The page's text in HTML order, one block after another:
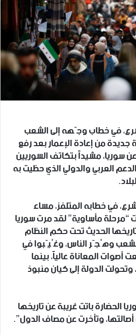
في خطاب وجّهه إلى الشعب
جديدة من إعادة الإعمار بعد رفع
سوريا، مشيداً بتكاتف السوريين
العربي والدولي الذي حظيت به
في خطابه المتلفز، مساء
“مرحلة مأساوية” لقد مرت سوريا
الحديث تحت حكم النظام
وهُجّر الناس، وغُيّبوا في
المعاناة عالياً، بينما
الدولة إلى كيان منبوذ
الحضارة باتت غريبة عن تاريخها
وتأخرت عن مصاف الدول”.